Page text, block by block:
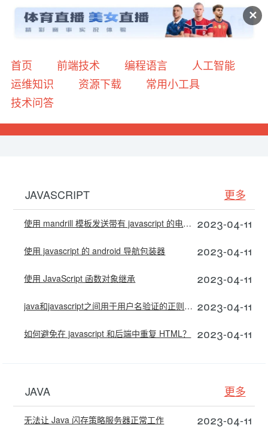
✕
首页 前端技术 编程语言
人工智能
运维知识
资源下载
常用小工具
技术问答
JAVASCRIPT 更多
使用 mandrill 模板发送带有 javascript 的电子邮件并隐藏收件人的电子邮件地址 2023-04-11
使用 javascript 的 android 导航包装器 2023-04-11
使用 JavaScript 函数对象继承 2023-04-11
java和javascript之间用于用户名验证的正则表达式区别 2023-04-11
如何避免在 javascript 和后端中重复 HTML？ 2023-04-11
JAVA 更多
无法让 Java 闪存策略服务器正常工作 2023-04-11